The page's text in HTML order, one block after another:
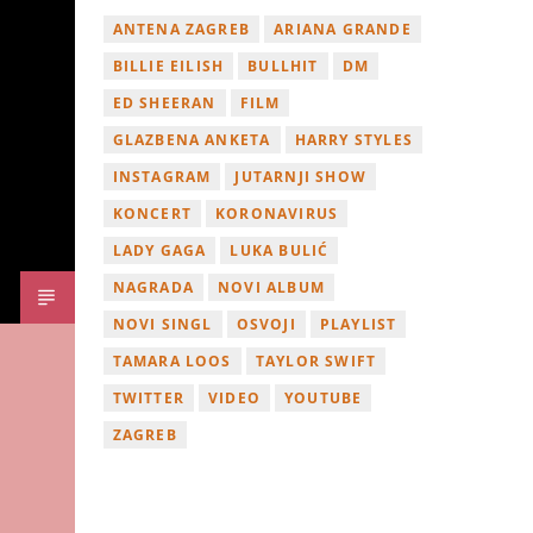
ANTENA ZAGREB
ARIANA GRANDE
BILLIE EILISH
BULLHIT
DM
ED SHEERAN
FILM
GLAZBENA ANKETA
HARRY STYLES
INSTAGRAM
JUTARNJI SHOW
KONCERT
KORONAVIRUS
LADY GAGA
LUKA BULIĆ
NAGRADA
NOVI ALBUM
NOVI SINGL
OSVOJI
PLAYLIST
TAMARA LOOS
TAYLOR SWIFT
TWITTER
VIDEO
YOUTUBE
ZAGREB